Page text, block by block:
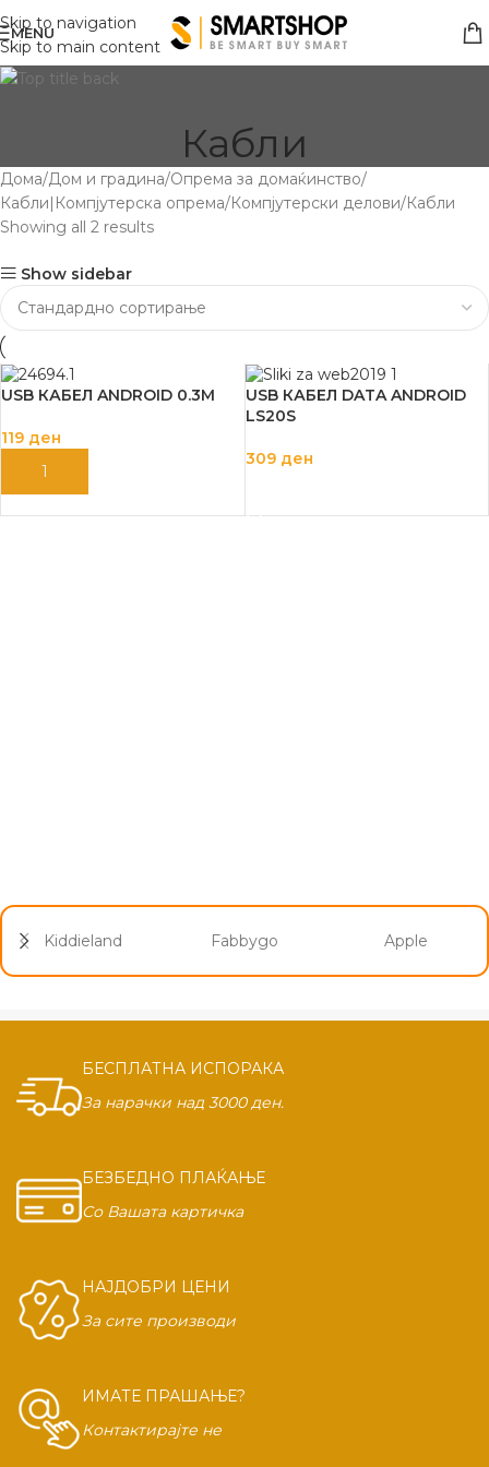
Skip to navigation
Skip to main content
MENU
Кабли
Дома Дом и градина Опрема за домаќинство
Кабли|Компјутерска опрема Компјутерски делови Кабли
Showing all 2 results
Show sidebar
USB КАБЕЛ ANDROID 0.3M
119 ден
ДОДАЈ ВО КОШНИЦА
USB КАБЕЛ DATA ANDROID
LS20S
309 ден
Kiddieland Fabbygo Apple
БЕСПЛАТНА ИСПОРАКА
За нарачки над 3000 ден.
БЕЗБЕДНО ПЛАЌАЊЕ
Со Вашата картичка
НАЈДОБРИ ЦЕНИ
За сите производи
ИМАТЕ ПРАШАЊЕ?
Контактирајте не